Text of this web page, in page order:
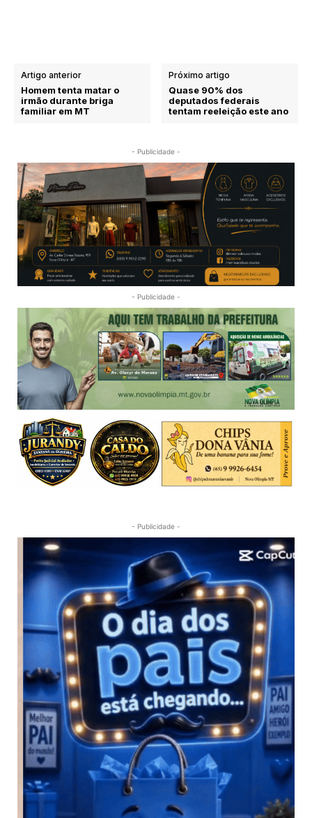
Artigo anterior
Homem tenta matar o
irmão durante briga
familiar em MT
Próximo artigo
Quase 90% dos
deputados federais
tentam reeleição este ano
- Publicidade -
- Publicidade -
- Publicidade -